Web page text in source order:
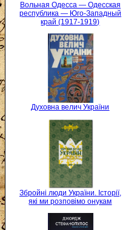
Вольная Одесса — Одесская
республика — Юго-Западный
край (1917-1919)
Духовна велич України
Збройні люди України. Історії,
які ми розповімо онукам